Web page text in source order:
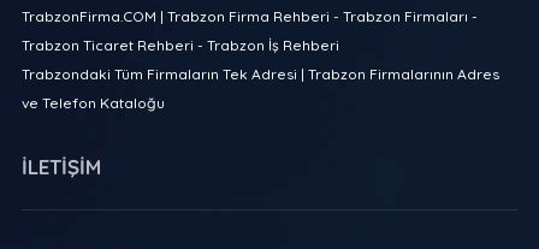
TrabzonFirma.COM | Trabzon Firma Rehberi - Trabzon Firmaları -
Trabzon Ticaret Rehberi - Trabzon İş Rehberi
Trabzondaki Tüm Firmaların Tek Adresi | Trabzon Firmalarının Adres
ve Telefon Kataloğu
İLETİŞİM